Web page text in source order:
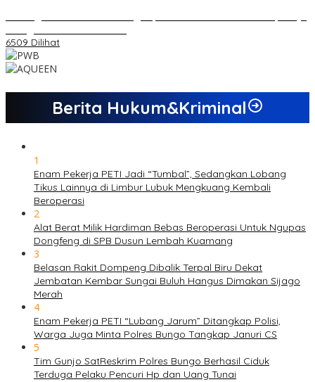
6509 Dilihat
Berita Hukum&Kriminal
1
Enam Pekerja PETI Jadi “Tumbal”, Sedangkan Lobang
Tikus Lainnya di Limbur Lubuk Mengkuang Kembali
Beroperasi
2
Alat Berat Milik Hardiman Bebas Beroperasi Untuk Ngupas
Dongfeng di SPB Dusun Lembah Kuamang
3
Belasan Rakit Dompeng Dibalik Terpal Biru Dekat
Jembatan Kembar Sungai Buluh Hangus Dimakan Sijago
Merah
4
Enam Pekerja PETI “Lubang Jarum” Ditangkap Polisi,
Warga Juga Minta Polres Bungo Tangkap Januri CS
5
Tim Gunjo SatReskrim Polres Bungo Berhasil Ciduk
Terduga Pelaku Pencuri Hp dan Uang Tunai